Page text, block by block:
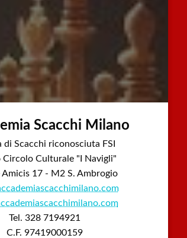
Scacchi Milano
di Scacchi riconosciuta FSI
Circolo Culturale "I Navigli"
Amicis 17 - M2 S. Ambrogio
Tel. 328 7194921
C.F. 97419000159